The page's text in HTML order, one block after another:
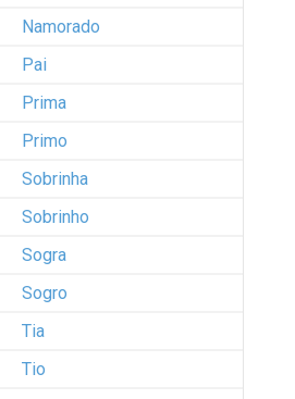
Namorado
Pai
Prima
Primo
Sobrinha
Sobrinho
Sogra
Sogro
Tia
Tio